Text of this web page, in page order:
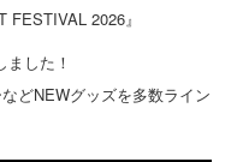
FESTIVAL 2026』
した！
どNEWグッズを多数ライン